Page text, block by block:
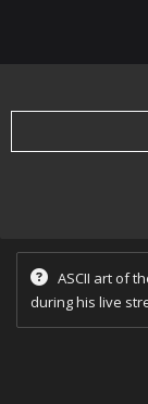
ASCII art of
during his live